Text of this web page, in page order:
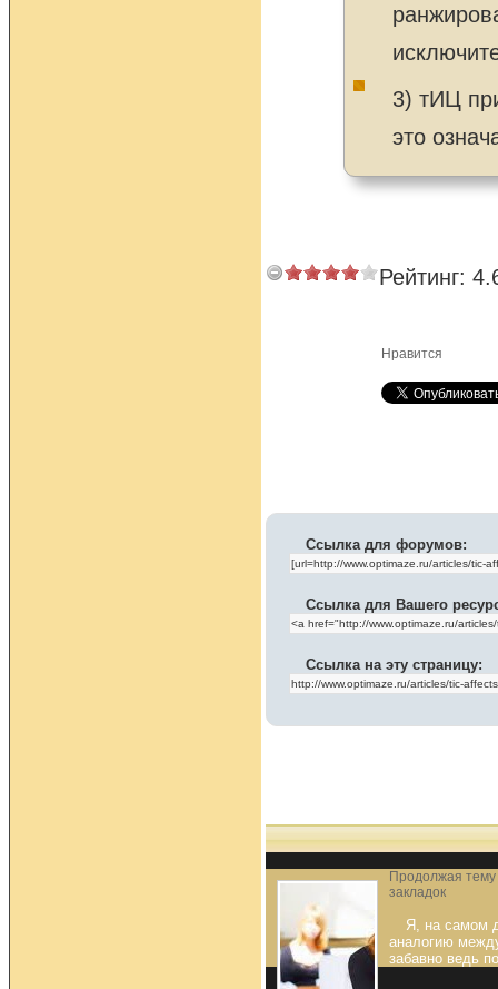
3) тИЦ
это
Рейтинг:
Нравится
Ссылка для форумов:
Ссылка для Вашего
Ссылка на эту страницу:
Продолжая тему
закладок
Я, на самом
аналогию
забавно ведь